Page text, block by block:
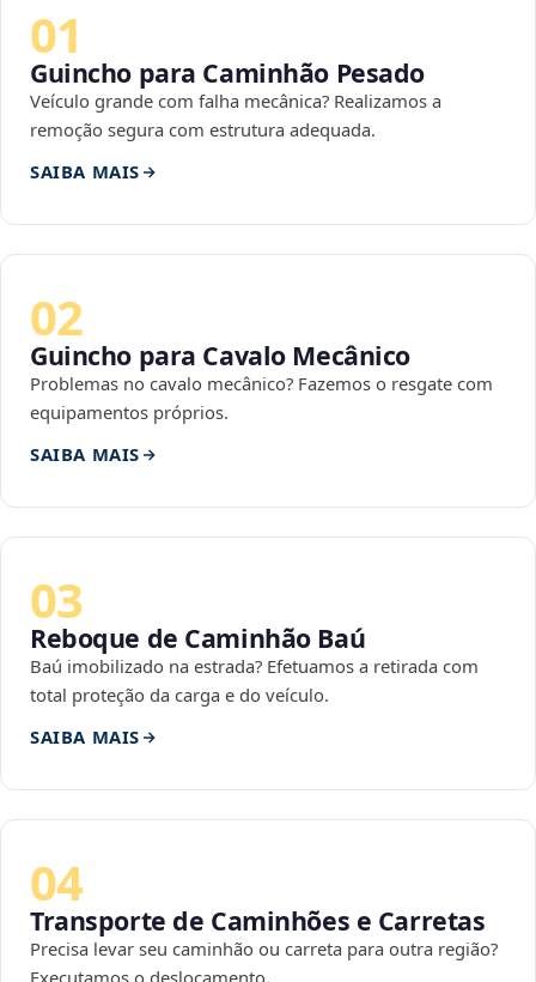
01
Guincho para Caminhão Pesado
Veículo grande com falha mecânica? Realizamos a
remoção segura com estrutura adequada.
SAIBA MAIS
02
Guincho para Cavalo Mecânico
Problemas no cavalo mecânico? Fazemos o resgate com
equipamentos próprios.
SAIBA MAIS
03
Reboque de Caminhão Baú
Baú imobilizado na estrada? Efetuamos a retirada com
total proteção da carga e do veículo.
SAIBA MAIS
04
Transporte de Caminhões e Carretas
Precisa levar seu caminhão ou carreta para outra região?